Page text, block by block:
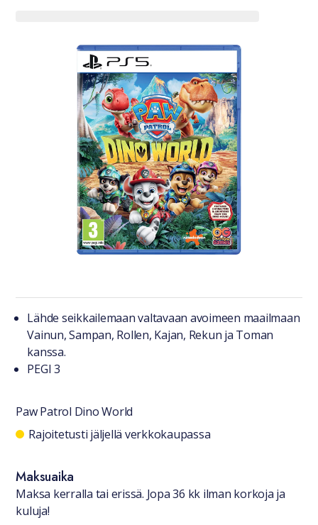
Tuotteesta lyhyesti
Lähde seikkailemaan valtavaan avoimeen maailmaan
Vainun, Sampan, Rollen, Kajan, Rekun ja Toman
kanssa.
PEGI 3
Paw Patrol Dino World
Saatavuustiedot
Rajoitetusti jäljellä verkkokaupassa
Maksuaika
Maksa kerralla tai erissä. Jopa 36 kk ilman korkoja ja
kuluja!